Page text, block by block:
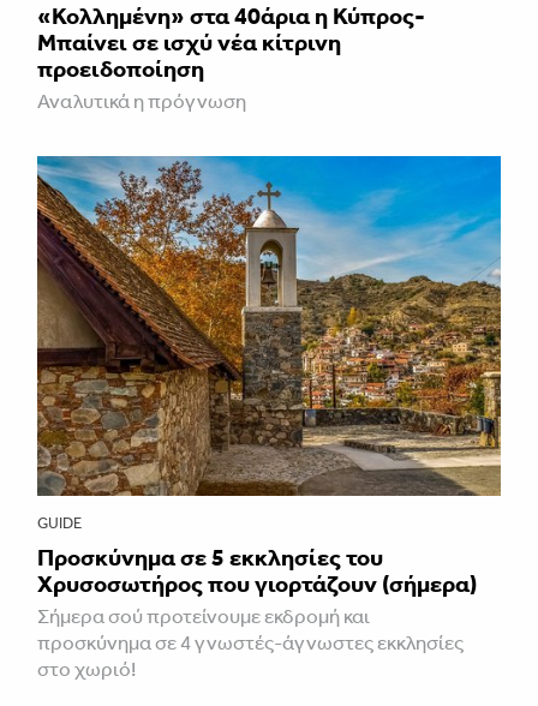
«Κολλημένη» στα 40άρια η Κύπρος-
Μπαίνει σε ισχύ νέα κίτρινη
προειδοποίηση
Αναλυτικά η πρόγνωση
GUIDE
Προσκύνημα σε 5 εκκλησίες του
Χρυσοσωτήρος που γιορτάζουν (σήμερα)
Σήμερα σού προτείνουμε εκδρομή και
προσκύνημα σε 4 γνωστές-άγνωστες εκκλησίες
στο χωριό!